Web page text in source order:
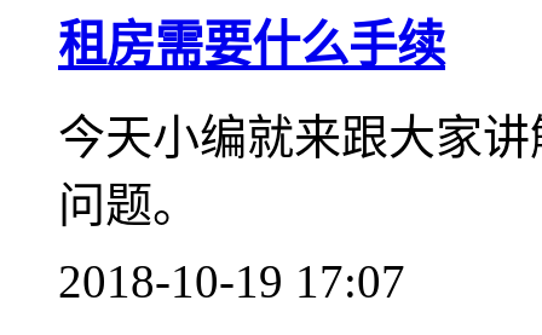
租房需要什么手续
今天小编就来跟大家
问题。
2018-10-19 17:07